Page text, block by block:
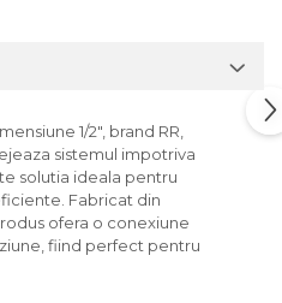
1/2", brand RR,
sistemul impotriva
solutia ideala pentru
Fabricat din
ofera o conexiune
fiind perfect pentru